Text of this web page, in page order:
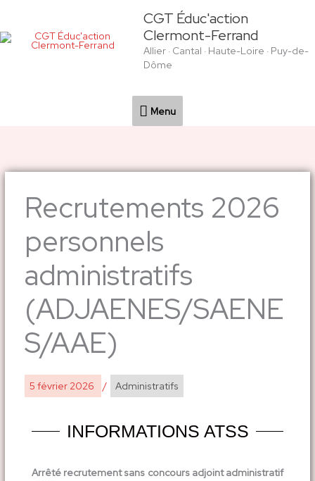
contenu
CGT Éduc'action
Clermont-Ferrand
Allier · Cantal · Haute-Loire · Puy-de-
Dôme
Menu
Menu
Recrutements 2026
personnels
administratifs
(ADJAENES/SAENE
S/AAE)
5 février 2026 / Administratifs
INFORMATIONS ATSS
Arrêté recrutement sans concours adjoint administratif